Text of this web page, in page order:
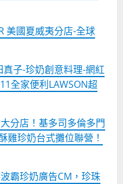
美國夏威夷分店-全球
真子-珍奶創意料理-網紅
全家便利LAWSON超
分店！基多司多倫多門
雞珍奶台式攤位聯營！
霸珍奶廣告CM，珍珠